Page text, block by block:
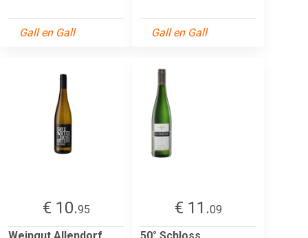
Gall en Gall Gall en Gall
€ 10.95
€ 11.09